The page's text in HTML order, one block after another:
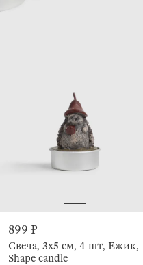
899 ₽
Свеча, 3x5 см, 4 шт, Ежик,
Shape candle